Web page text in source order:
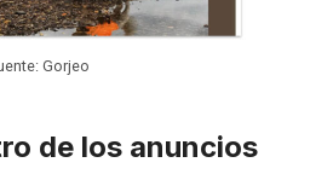
Gorjeo
de los anuncios